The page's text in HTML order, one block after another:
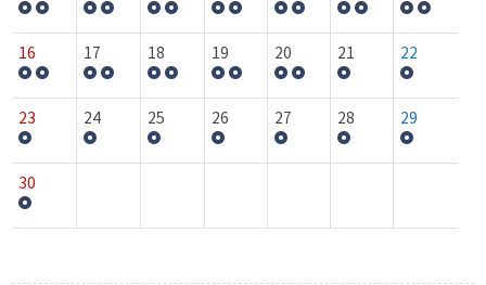
16 17 18 19 20 21 22
23 24 25 26 27 28 29
30